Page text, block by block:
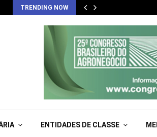
TRENDING NOW
ENTIDADES DE CLASSE